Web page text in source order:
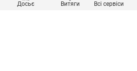
Досьє Витяги Всі сервіси